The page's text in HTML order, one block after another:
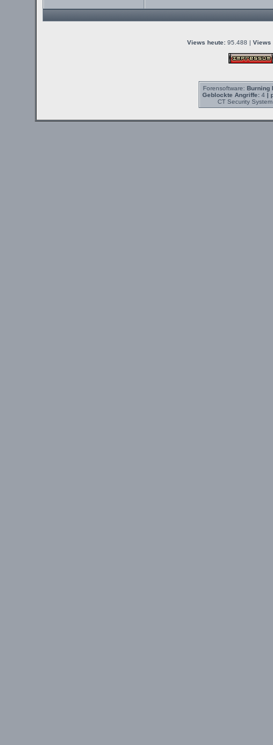
Views heute: 95.488 | Views
Forensoftware: Burning
Geblockte Angriffe:4 |
CT Security